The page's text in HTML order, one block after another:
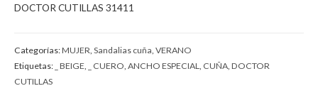
DOCTOR CUTILLAS 31411
Categorías:MUJER Sandalias cuña VERANO
Etiquetas: _ BEIGE _ CUERO ANCHO ESPECIAL CUÑA DOCTOR
CUTILLAS